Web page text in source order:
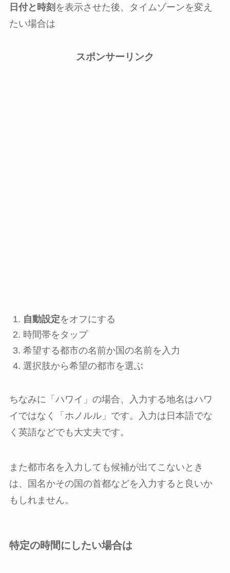
日付と時刻 を表示させた後、タイムゾーンを変え
たい場合は
スポンサーリンク
自動設定をオフにする
時間帯をタップ
希望する都市の名前か国の名前を入力
選択肢から希望の都市を選ぶ
ちなみに「ハワイ」の場合、入力する地名はハワ
イではなく「ホノルル」です。入力は日本語でな
く英語などでも大丈夫です。
また都市名を入力しても候補が出てこないとき
は、国名かその国の首都などを入力すると良いか
もしれません。
特定の時間にしたい場合は